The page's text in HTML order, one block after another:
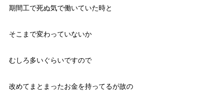
期間工で死ぬ気で働いていた時と
そこまで変わっていないか
むしろ多いぐらいですので
改めてまとまったお金を持ってるが故の